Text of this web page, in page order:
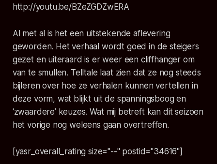
http://youtu.be/BZeZGDZwERA
Al met al is het een uitstekende aflevering
geworden. Het verhaal wordt goed in de steigers
gezet en uiteraard is er weer een cliffhanger om
van te smullen. Telltale laat zien dat ze nog steeds
bijleren over hoe ze verhalen kunnen vertellen in
deze vorm, wat blijkt uit de spanningsboog en
‘zwaardere’ keuzes. Wat mij betreft kan dit seizoen
het vorige nog weleens gaan overtreffen.
[yasr_overall_rating size="--" postid="34616"]